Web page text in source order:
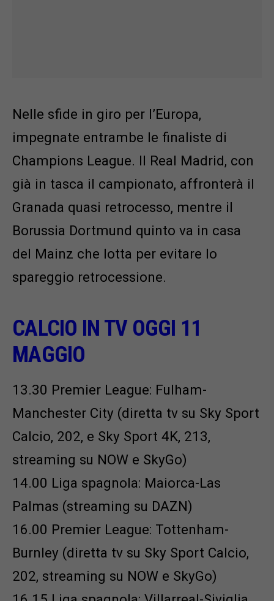
Nelle sfide in giro per l’Europa,
impegnate entrambe le finaliste di
Champions League. Il Real Madrid, con
già in tasca il campionato, affronterà il
Granada quasi retrocesso, mentre il
Borussia Dortmund quinto va in casa
del Mainz che lotta per evitare lo
spareggio retrocessione.
CALCIO IN TV OGGI 11
MAGGIO
13.30 Premier League: Fulham-
Manchester City (diretta tv su Sky Sport
Calcio, 202, e Sky Sport 4K, 213,
streaming su NOW e SkyGo)
14.00 Liga spagnola: Maiorca-Las
Palmas (streaming su DAZN)
16.00 Premier League: Tottenham-
Burnley (diretta tv su Sky Sport Calcio,
202, streaming su NOW e SkyGo)